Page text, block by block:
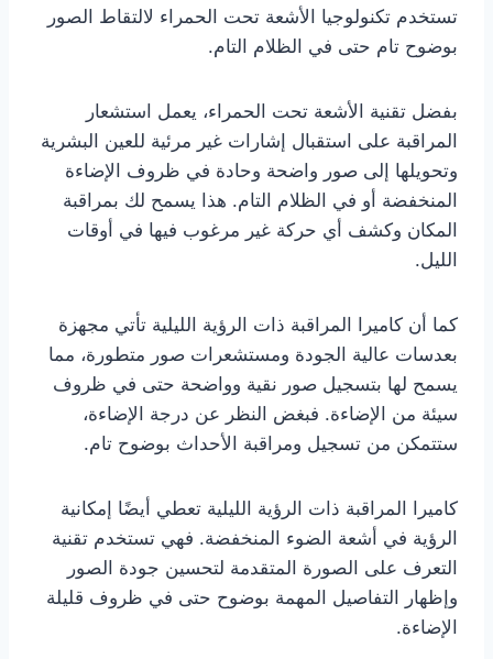
تستخدم تكنولوجيا الأشعة تحت الحمراء لالتقاط الصور
بوضوح تام حتى في الظلام التام.
بفضل تقنية الأشعة تحت الحمراء، يعمل استشعار
المراقبة على استقبال إشارات غير مرئية للعين البشرية
وتحويلها إلى صور واضحة وحادة في ظروف الإضاءة
المنخفضة أو في الظلام التام. هذا يسمح لك بمراقبة
المكان وكشف أي حركة غير مرغوب فيها في أوقات
الليل.
كما أن كاميرا المراقبة ذات الرؤية الليلية تأتي مجهزة
بعدسات عالية الجودة ومستشعرات صور متطورة، مما
يسمح لها بتسجيل صور نقية وواضحة حتى في ظروف
سيئة من الإضاءة. فبغض النظر عن درجة الإضاءة،
ستتمكن من تسجيل ومراقبة الأحداث بوضوح تام.
كاميرا المراقبة ذات الرؤية الليلية تعطي أيضًا إمكانية
الرؤية في أشعة الضوء المنخفضة. فهي تستخدم تقنية
التعرف على الصورة المتقدمة لتحسين جودة الصور
وإظهار التفاصيل المهمة بوضوح حتى في ظروف قليلة
الإضاءة.